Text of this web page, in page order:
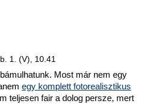
1. (V), 10.41
Most már nem egy
egy komplett fotorealisztikus
teljesen fair a dolog persze, mert